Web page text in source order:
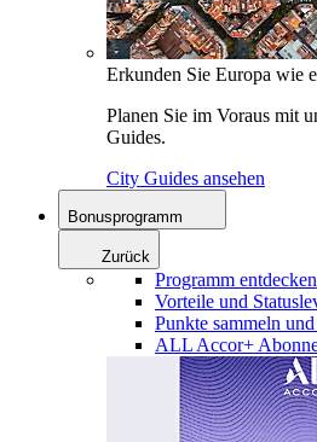
Erkunden Sie Europa wie
Planen Sie im Voraus mit
Guides.
City Guides ansehen
Bonusprogramm
Zurück
Programm entdecken
Vorteile und
Punkte sammeln
ALL Accor+